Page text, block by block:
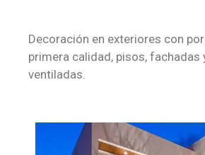
Decoración en exteriores con
primera calidad, pisos, fachadas
ventiladas.